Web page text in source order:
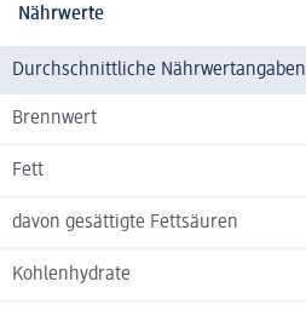
Nährwerte
Durchschnittliche Nährwertangaben
Brennwert
Fett
davon gesättigte Fettsäuren
Kohlenhydrate